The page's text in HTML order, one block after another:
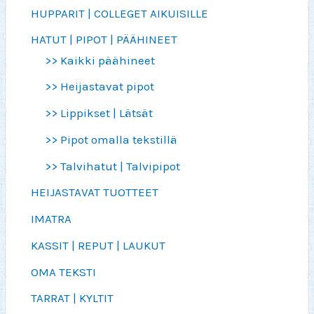
HUPPARIT | COLLEGET AIKUISILLE
HATUT | PIPOT | PÄÄHINEET
>> Kaikki päähineet
>> Heijastavat pipot
>> Lippikset | Lätsät
>> Pipot omalla tekstillä
>> Talvihatut | Talvipipot
HEIJASTAVAT TUOTTEET
IMATRA
KASSIT | REPUT | LAUKUT
OMA TEKSTI
TARRAT | KYLTIT